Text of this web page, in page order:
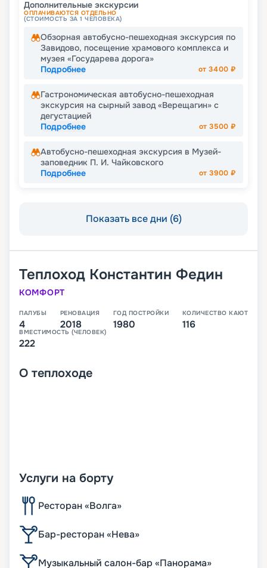
Дополнительные экскурсии
ОПЛАЧИВАЮТСЯ ОТДЕЛЬНО
(СТОИМОСТЬ ЗА 1 ЧЕЛОВЕКА)
Обзорная автобусно-пешеходная экскурсия по
Завидово, посещение храмового комплекса и
музея «Государева дорога»
Подробнее
от3400 ₽
Гастрономическая автобусно-пешеходная
экскурсия на сырный завод «Верещагин» с
дегустацией
Подробнее
от3500 ₽
Автобусно-пешеходная экскурсия в Музей-
заповедник П. И. Чайковского
Подробнее
от3900 ₽
Показать все дни (6)
Теплоход Константин Федин
КОМФОРТ
ПАЛУБЫ
4
РЕНОВАЦИЯ
2018
ГОД ПОСТРОЙКИ
1980
КОЛИЧЕСТВО КАЮТ
116
ВМЕСТИМОСТЬ (ЧЕЛОВЕК)
222
О теплоходе
Услуги на борту
Ресторан «Волга»
Бар-ресторан «Нева»
Музыкальный салон-бар «Панорама»